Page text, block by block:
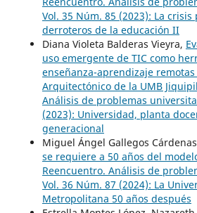
Vol. 35 Núm. 85 (2023): La
derroteros de la educación II
Diana Violeta Balderas Vieyra,
uso emergente de TIC como
enseñanza-aprendizaje
Arquitectónico de la UMB
Análisis de problemas
(2023): Universidad, planta
generacional
Miguel Ángel Gallegos
se requiere a 50 años del
Reencuentro. Análisis de
Vol. 36 Núm. 87 (2024): La
Metropolitana 50 años después